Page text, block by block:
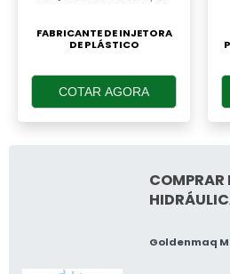
FABRICANTE DE INJETORA
DE PLÁSTICO
COTAR AGORA
COMPRAR
Goldenmaq